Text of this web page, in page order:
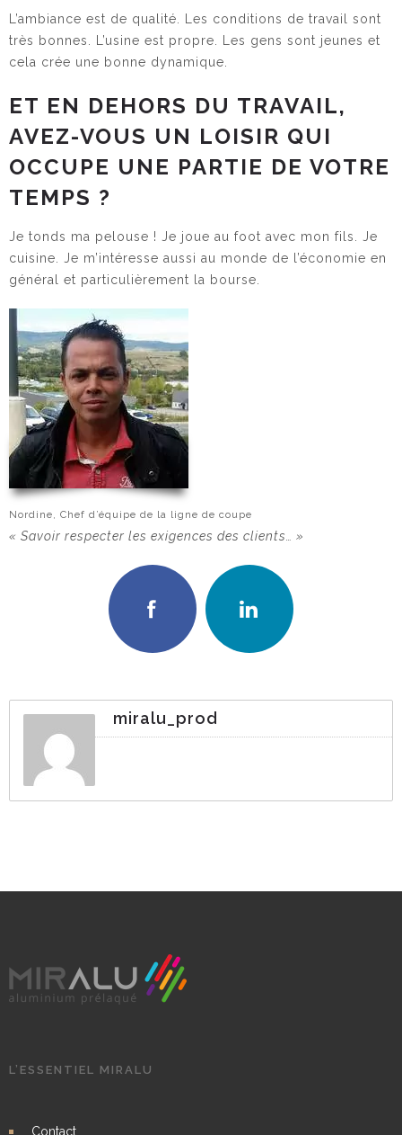
L’ambiance est de qualité. Les conditions de travail sont
très bonnes. L’usine est propre. Les gens sont jeunes et
cela crée une bonne dynamique.
ET EN DEHORS DU TRAVAIL,
AVEZ-VOUS UN LOISIR QUI
OCCUPE UNE PARTIE DE VOTRE
TEMPS ?
Je tonds ma pelouse ! Je joue au foot avec mon fils. Je
cuisine. Je m’intéresse aussi au monde de l’économie en
général et particulièrement la bourse.
Nordine, Chef d’équipe de la ligne de coupe
« Savoir respecter les exigences des clients… »
miralu_prod
L’ESSENTIEL MIRALU
Contact